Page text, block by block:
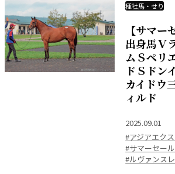
種牡馬・せり
【サマー
出身馬Ｖ
ムＳペリ
ドＳドン
カイドウ
ィルド
2025.09.01
#アジアエク
#サマーセール
#ルヴァンス